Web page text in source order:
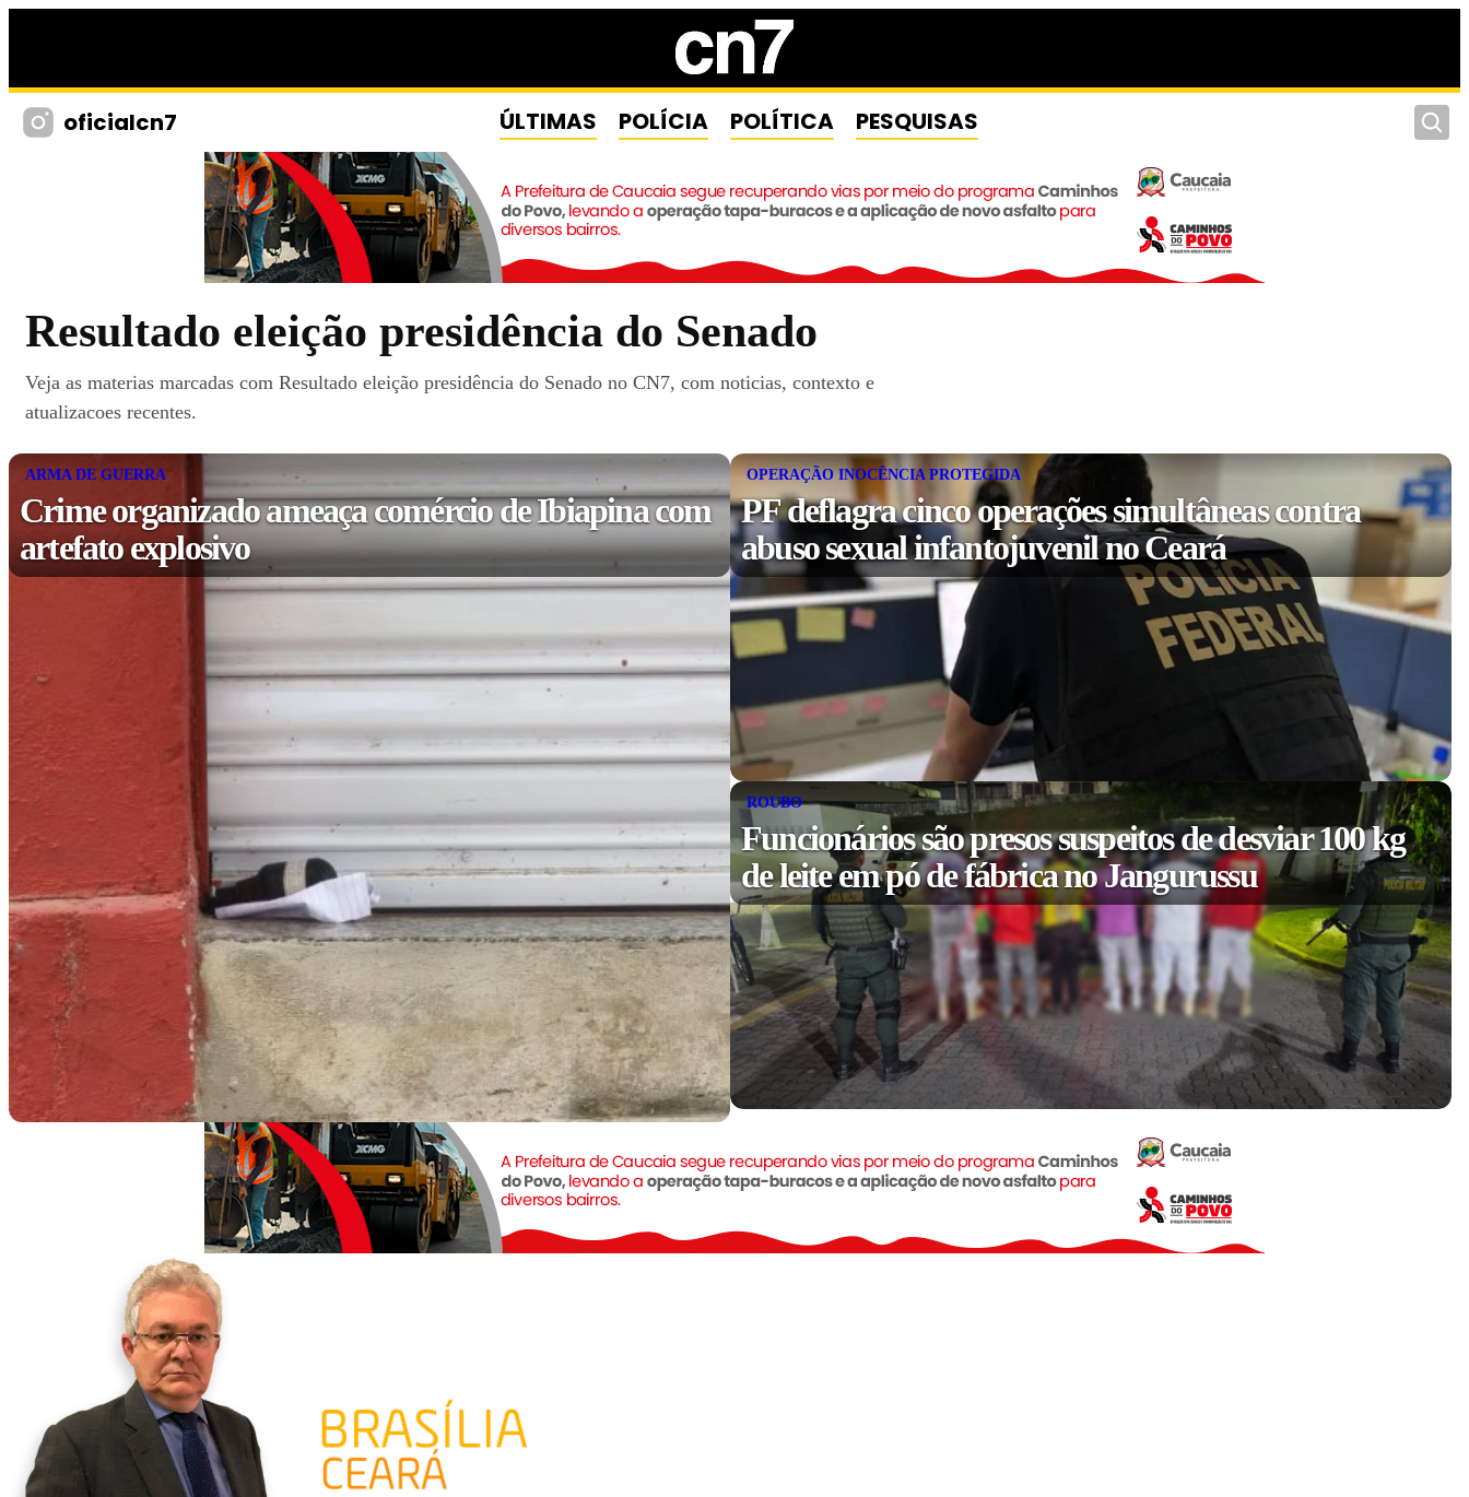
oficialcn7 ÚLTIMAS POLÍCIA POLÍTICA PESQUISAS
Resultado eleição presidência do Senado
Veja as materias marcadas com Resultado eleição presidência do Senado no CN7, com noticias, contexto e
atualizacoes recentes.
ARMA DE GUERRA
Crime organizado ameaça comércio de Ibiapina com
artefato explosivo
OPERAÇÃO INOCÊNCIA PROTEGIDA
PF deflagra cinco operações simultâneas contra
abuso sexual infantojuvenil no Ceará
ROUBO
Funcionários são presos suspeitos de desviar 100 kg
de leite em pó de fábrica no Jangurussu